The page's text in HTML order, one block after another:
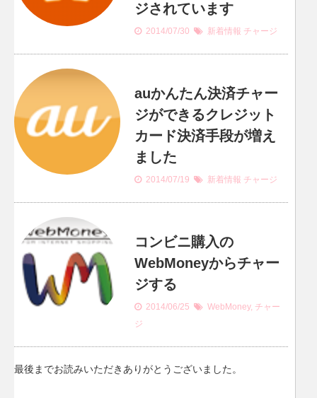
ジされています
2014/07/30 新着情報 チャージ
auかんたん決済チャー
ジができるクレジット
カード決済手段が増え
ました
2014/07/19 新着情報 チャージ
コンビニ購入の
WebMoneyからチャー
ジする
2014/06/25 WebMoney, チャー
ジ
最後までお読みいただきありがとうございました。